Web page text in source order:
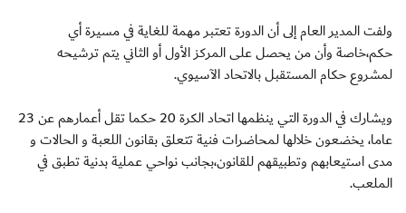
ولفت المدير العام إلى أن الدورة تعتبر مهمة للغاية في مسيرة أي
حكم،خاصة وأن من يحصل على المركز الأول أو الثاني يتم ترشيحه
لمشروع حكام المستقبل بالاتحاد الآسيوي.
ويشارك في الدورة التي ينظمها اتحاد الكرة 20 حكما تقل أعمارهم عن 23
عاما، يخضعون خلالها لمحاضرات فنية تتعلق بقانون اللعبة و الحالات و
مدى استيعابهم وتطبيقهم للقانون،بجانب نواحي عملية بدنية تطبق في
الملعب.